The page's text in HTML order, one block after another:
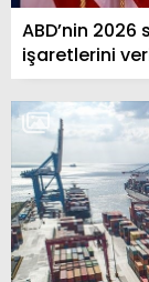
ABD’nin
işaretlerini